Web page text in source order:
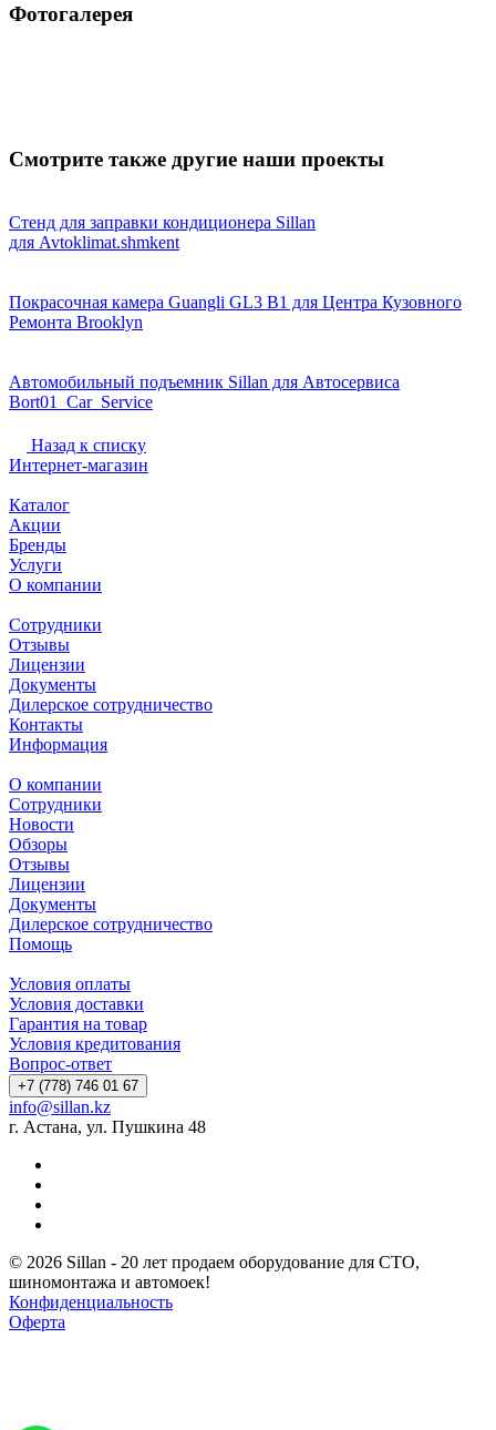
Фотогалерея
Смотрите также другие наши проекты
Стенд для заправки кондиционера Sillan
для Avtoklimat.shmkent
Покрасочная камера Guangli GL3 B1 для Центра Кузовного
Ремонта Brooklyn
Автомобильный подъемник Sillan для Автосервиса
Bort01_Car_Service
Назад к списку
Интернет-магазин
Каталог
Акции
Бренды
Услуги
О компании
Сотрудники
Отзывы
Лицензии
Документы
Дилерское сотрудничество
Контакты
Информация
О компании
Сотрудники
Новости
Обзоры
Отзывы
Лицензии
Документы
Дилерское сотрудничество
Помощь
Условия оплаты
Условия доставки
Гарантия на товар
Условия кредитования
Вопрос-ответ
+7 (778) 746 01 67
info@sillan.kz
г. Астана, ул. Пушкина 48
© 2026 Sillan - 20 лет продаем оборудование для СТО,
шиномонтажа и автомоек!
Конфиденциальность
Оферта